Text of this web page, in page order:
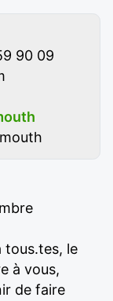
90 09
tous.tes, le
à vous,
de faire